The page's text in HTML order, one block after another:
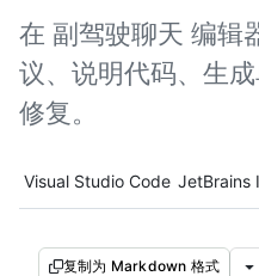
在 副驾驶聊天 编辑
议、说明代码、生
修复。
Tool navigation
Visual Studio Code JetBrains
复制为 Markdown 格式